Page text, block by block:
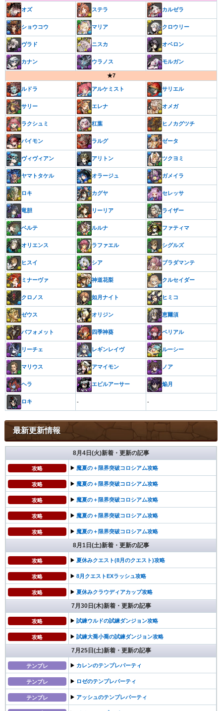
オズ ステラ カルゼラ
ショウコウ マリア クロウリー
ヴラド ニスカ オベロン
カナン ウラノス モルガン
★7
ルドラ アルケミスト サリエル
サリー エレナ オメガ
ラクシュミ 杠葉 ヒノカグツチ
パイモン ラルグ ゼータ
ヴィヴィアン アリトン ツクヨミ
ヤマトタケル オラージュ ガメイラ
ロキ カグヤ セレッサ
竜胆 リーリア ライザー
ベルテ ルルナ ファティマ
オリエンス ラファエル シグルズ
ヒスイ シア ブラダマンテ
ミナーヴァ 神道花梨 クルセイダー
クロノス 如月ナイト ヒミコ
ゼウス オリジン 恵爾須
バフォメット 四季神葵 ベリアル
リーチェ レギンレイヴ ルーシー
マリウス アマイモン ノア
ヘラ エビルアーサー 焔月
ロキ - -
最新更新情報
8月4日(火)新着・更新の記事
攻略 ▶︎ 魔夏の＋限界突破コロシアム攻略
攻略 ▶︎ 魔夏の＋限界突破コロシアム攻略
攻略 ▶︎ 魔夏の＋限界突破コロシアム攻略
攻略 ▶︎ 魔夏の＋限界突破コロシアム攻略
攻略 ▶︎ 魔夏の＋限界突破コロシアム攻略
8月1日(土)新着・更新の記事
攻略 ▶︎ 夏休みクエスト(8月のクエスト)攻略
攻略 ▶︎ 8月クエストEXラッシュ攻略
攻略 ▶︎ 夏休みクラウディアカップ攻略
7月30日(木)新着・更新の記事
攻略 ▶︎ 試練ウルドの試練ダンジョン攻略
攻略 ▶︎ 試練大喬小喬の試練ダンジョン攻略
7月25日(土)新着・更新の記事
テンプレ ▶︎ カレンのテンプレパーティ
テンプレ ▶︎ ロゼのテンプレパーティ
テンプレ ▶︎ アッシュのテンプレパーティ